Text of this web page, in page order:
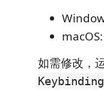
macOS:
如需修改，
Keybinding